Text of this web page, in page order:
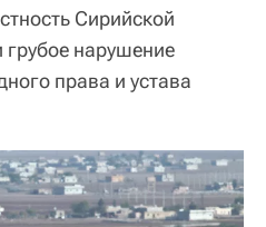
Сирийской
грубое нарушение
права и устава